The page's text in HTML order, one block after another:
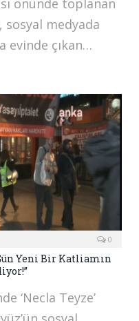
sosyal medyada
evinde çıkan…
0
Yeni Bir Katliamın
‘Necla Teyze’